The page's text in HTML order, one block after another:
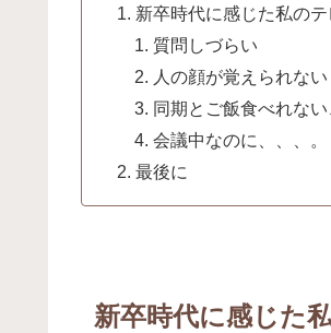
新卒時代に感じた私の
質問しづらい
人の顔が覚えられない
同期とご飯食べれな
会議中なのに、、、。
最後に
新卒時代に感じた